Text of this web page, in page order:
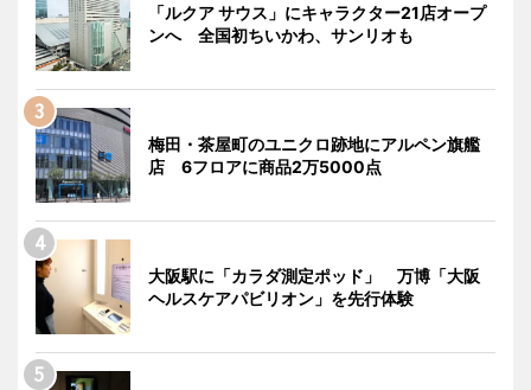
「ルクア サウス」にキャラクター21店オープ
ンへ 全国初ちいかわ、サンリオも
梅田・茶屋町のユニクロ跡地にアルペン旗艦
店 6フロアに商品2万5000点
大阪駅に「カラダ測定ポッド」 万博「大阪
ヘルスケアパビリオン」を先行体験